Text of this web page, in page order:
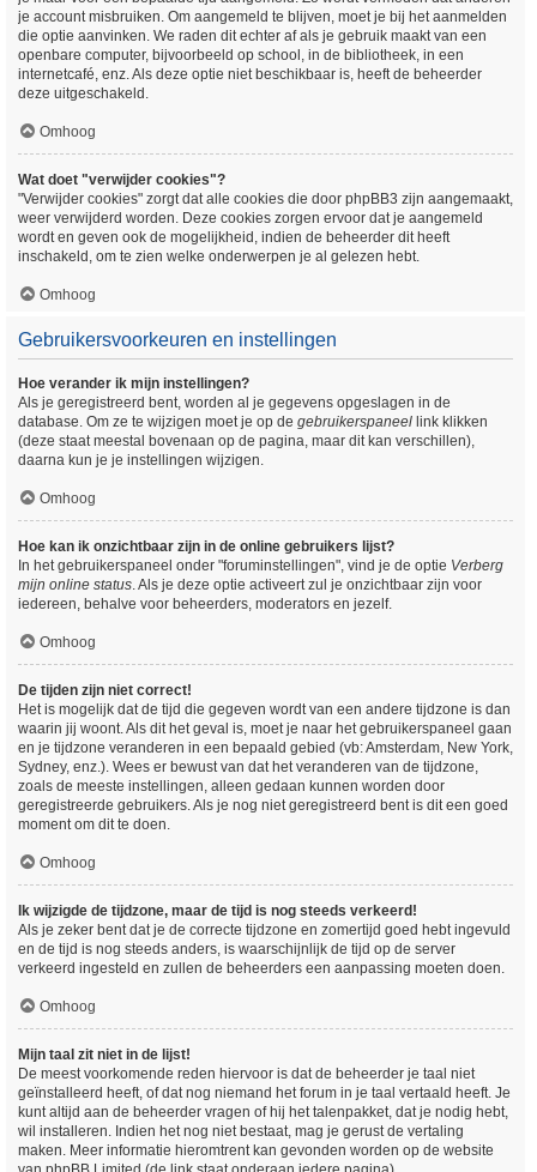
je account misbruiken. Om aangemeld te blijven, moet je bij het aanmelden
die optie aanvinken. We raden dit echter af als je gebruik maakt van een
openbare computer, bijvoorbeeld op school, in de bibliotheek, in een
internetcafé, enz. Als deze optie niet beschikbaar is, heeft de beheerder
deze uitgeschakeld.
Omhoog
Wat doet "verwijder cookies"?
"Verwijder cookies" zorgt dat alle cookies die door phpBB3 zijn aangemaakt,
weer verwijderd worden. Deze cookies zorgen ervoor dat je aangemeld
wordt en geven ook de mogelijkheid, indien de beheerder dit heeft
inschakeld, om te zien welke onderwerpen je al gelezen hebt.
Omhoog
Gebruikersvoorkeuren en instellingen
Hoe verander ik mijn instellingen?
Als je geregistreerd bent, worden al je gegevens opgeslagen in de
database. Om ze te wijzigen moet je op de gebruikerspaneel link klikken
(deze staat meestal bovenaan op de pagina, maar dit kan verschillen),
daarna kun je je instellingen wijzigen.
Omhoog
Hoe kan ik onzichtbaar zijn in de online gebruikers lijst?
In het gebruikerspaneel onder "foruminstellingen", vind je de optie Verberg
mijn online status. Als je deze optie activeert zul je onzichtbaar zijn voor
iedereen, behalve voor beheerders, moderators en jezelf.
Omhoog
De tijden zijn niet correct!
Het is mogelijk dat de tijd die gegeven wordt van een andere tijdzone is dan
waarin jij woont. Als dit het geval is, moet je naar het gebruikerspaneel gaan
en je tijdzone veranderen in een bepaald gebied (vb: Amsterdam, New York,
Sydney, enz.). Wees er bewust van dat het veranderen van de tijdzone,
zoals de meeste instellingen, alleen gedaan kunnen worden door
geregistreerde gebruikers. Als je nog niet geregistreerd bent is dit een goed
moment om dit te doen.
Omhoog
Ik wijzigde de tijdzone, maar de tijd is nog steeds verkeerd!
Als je zeker bent dat je de correcte tijdzone en zomertijd goed hebt ingevuld
en de tijd is nog steeds anders, is waarschijnlijk de tijd op de server
verkeerd ingesteld en zullen de beheerders een aanpassing moeten doen.
Omhoog
Mijn taal zit niet in de lijst!
De meest voorkomende reden hiervoor is dat de beheerder je taal niet
geïnstalleerd heeft, of dat nog niemand het forum in je taal vertaald heeft. Je
kunt altijd aan de beheerder vragen of hij het talenpakket, dat je nodig hebt,
wil installeren. Indien het nog niet bestaat, mag je gerust de vertaling
maken. Meer informatie hieromtrent kan gevonden worden op de website